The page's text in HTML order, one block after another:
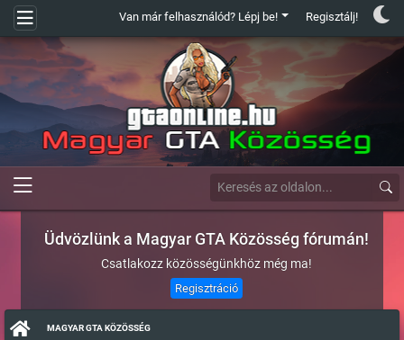
Van már felhasználód? Lépj be! Regisztálj!
Üdvözlünk a Magyar GTA Közösség fórumán!
Csatlakozz közösségünkhöz még ma!
Regisztráció
MAGYAR GTA KÖZÖSSÉG